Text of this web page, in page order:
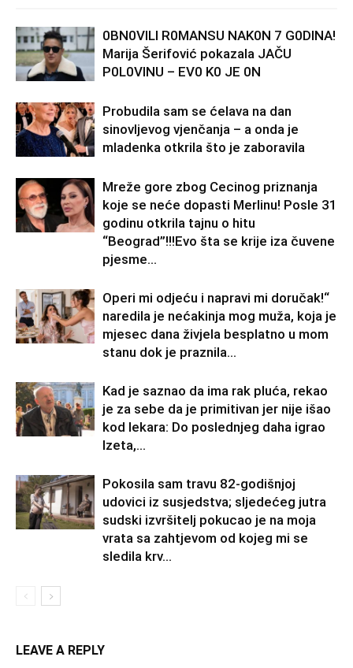
0BN0VlLl R0MANSU NAK0N 7 G0DlNA!
Marija Šerifović pokazala JAČU
P0L0VINU – EV0 K0 JE 0N
Probudila sam se ćelava na dan
sinovljevog vjenčanja – a onda je
mladenka otkrila što je zaboravila
Mreže gore zbog Cecinog priznanja
koje se neće dopasti Merlinu! Posle 31
godinu otkrila tajnu o hitu
“Beograd”!!!Evo šta se krije iza čuvene
pjesme...
Operi mi odjeću i napravi mi doručak!“
naredila je nećakinja mog muža, koja je
mjesec dana živjela besplatno u mom
stanu dok je praznila...
Kad je saznao da ima rak pluća, rekao
je za sebe da je primitivan jer nije išao
kod lekara: Do poslednjeg daha igrao
Izeta,...
Pokosila sam travu 82-godišnjoj
udovici iz susjedstva; sljedećeg jutra
sudski izvršitelj pokucao je na moja
vrata sa zahtjevom od kojeg mi se
sledila krv...
LEAVE A REPLY